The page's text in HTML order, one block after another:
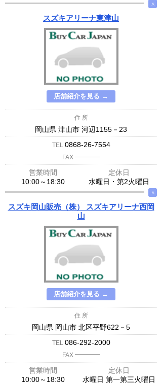
∧
スズキアリーナ東津山
店舗紹介を見る →
住 所
岡山県 津山市 河辺1155－23
TEL 0868-26-7554
FAX ─────
営業時間
定休日
10:00～18:30
水曜日・第2火曜日
∧
スズキ岡山販売（株） スズキアリーナ西岡
山
店舗紹介を見る →
住 所
岡山県 岡山市 北区平野622－5
TEL 086-292-2000
FAX ─────
営業時間
定休日
10:00～18:30
水曜日 第一第三火曜日